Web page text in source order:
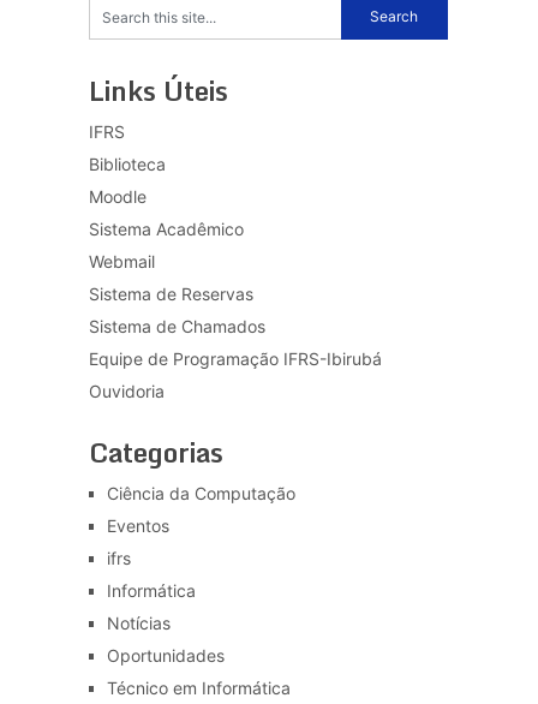
Links Úteis
IFRS
Biblioteca
Moodle
Sistema Acadêmico
Webmail
Sistema de Reservas
Sistema de Chamados
Equipe de Programação IFRS-Ibirubá
Ouvidoria
Categorias
Ciência da Computação
Eventos
ifrs
Informática
Notícias
Oportunidades
Técnico em Informática